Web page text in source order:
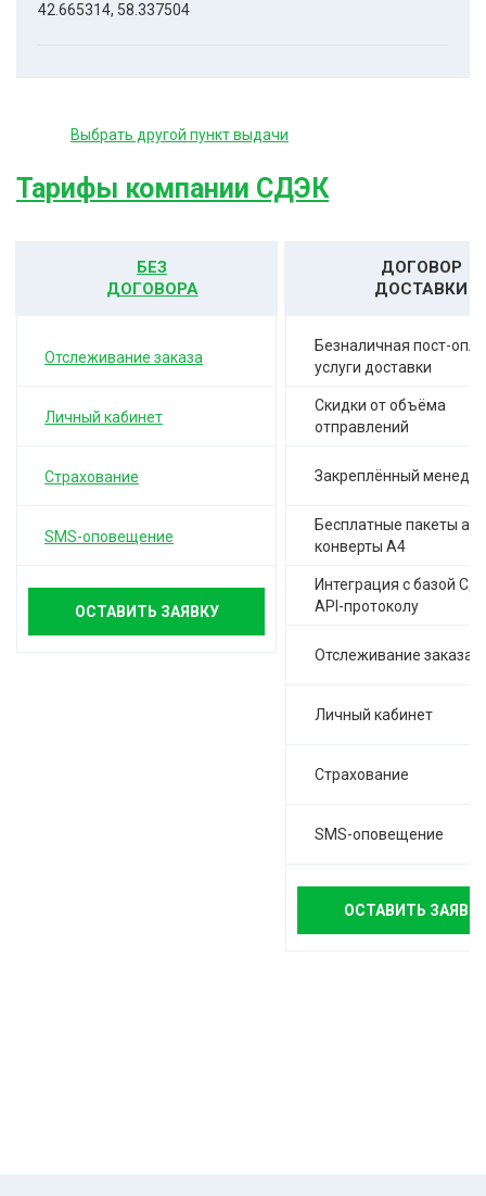
42.665314, 58.337504
Выбрать другой пункт выдачи
Тарифы компании СДЭК
БЕЗ
ДОГОВОРА
Отслеживание заказа
Личный кабинет
Страхование
SMS-оповещение
ОСТАВИТЬ ЗАЯВКУ
ДОГОВОР
ДОСТАВКИ
Безналичная пост-
услуги доставки
Скидки от объёма
отправлений
Закреплённый
Бесплатные пакеты а-
конверты А4
Интеграция с базой
API-протоколу
Отслеживание заказа
Личный кабинет
Страхование
SMS-оповещение
ОСТАВИТЬ